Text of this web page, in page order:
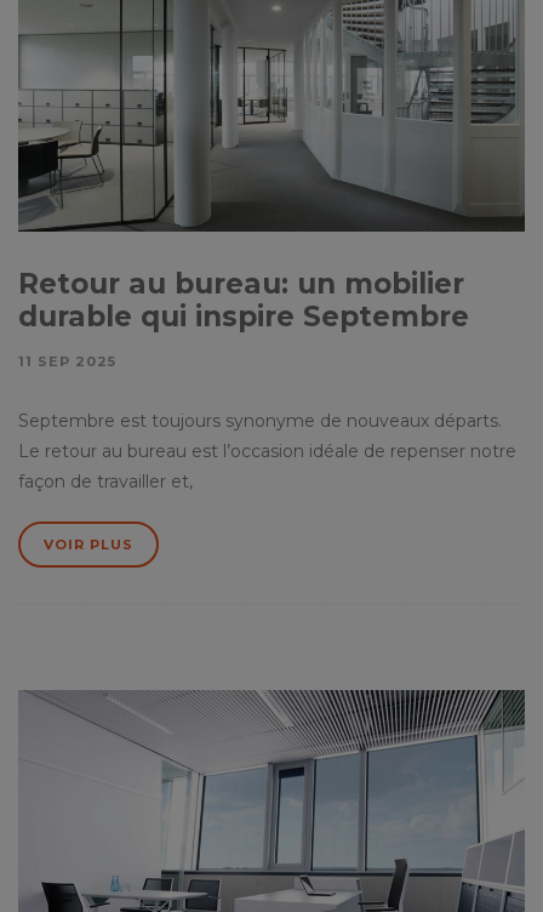
Retour au bureau: un mobilier
durable qui inspire Septembre
11 SEP 2025
Septembre est toujours synonyme de nouveaux départs.
Le retour au bureau est l’occasion idéale de repenser notre
façon de travailler et,
VOIR PLUS